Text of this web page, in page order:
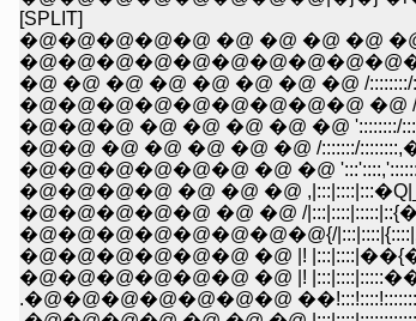
[SPLIT]
�@�@�@�@�@ �@ �@ �@ �@
�@ �@ �@ �@ �@ �@ �@ �@ /::::::::/
�@�@�@�@�@�@�@�@�@ �@ /
�@�@�@ �@ �@ �@ �@ �@ '::::::::/
�@�@ �@ �@ �@ �@ �@ /:::::::/
�@�@�@�@�@�@ �@ �@ ':::'::::,'::::::::/
�@�@�@�@ �@ �@ �@
�@�@�@�@�@ �@ �@ /
�@�@�@�@�@�@�@�@{/
�@�@�@�@�@�@ �@ |!
�@�@�@�@�@�@ �@ |!
.�@�@�@�@�@�@�@